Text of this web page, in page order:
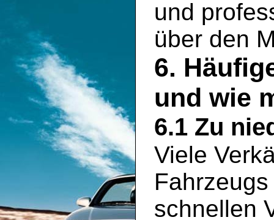
und
über den
6.
und wie
6.1 Zu
Viele
schnellen